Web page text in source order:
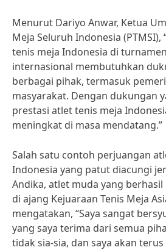
Menurut Dariyo Anwar, Ketua
Meja Seluruh Indonesia
tenis meja Indonesia di
internasional membutuhkan
berbagai pihak, termasuk
masyarakat. Dengan dukungan
prestasi atlet tenis meja
meningkat di masa mendatang.”
Salah satu contoh perjuangan
Indonesia yang patut diacungi
Andika, atlet muda yang
di ajang Kejuaraan Tenis Meja
mengatakan, “Saya sangat
yang saya terima dari semua
tidak sia-sia, dan saya akan